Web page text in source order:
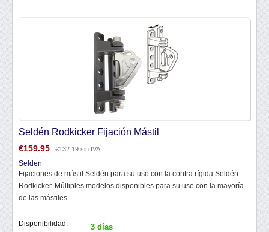
Seldén Rodkicker Fijación Mástil
€159.95 €132.19 sin IVA
Selden
Fijaciones de mástil Seldén para su uso con la contra rígida Seldén
Rodkicker. Múltiples modelos disponibles para su uso con la mayoría
de las mástiles...
Disponibilidad: 3 días